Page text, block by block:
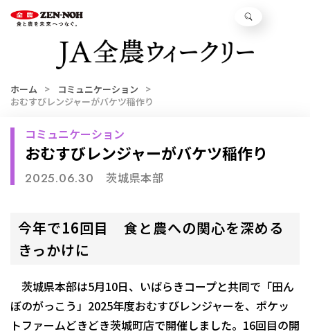
ホーム
コミュニケーション
おむすびレンジャーがバケツ稲作り
コミュニケーション
おむすびレンジャーがバケツ稲作り
2025.06.30 茨城県本部
今年で16回目 食と農への関心を深める
きっかけに
茨城県本部は5月10日、いばらきコープと共同で「田ん
ぼのがっこう」2025年度おむすびレンジャーを、ポケッ
トファームどきどき茨城町店で開催しました。16回目の開